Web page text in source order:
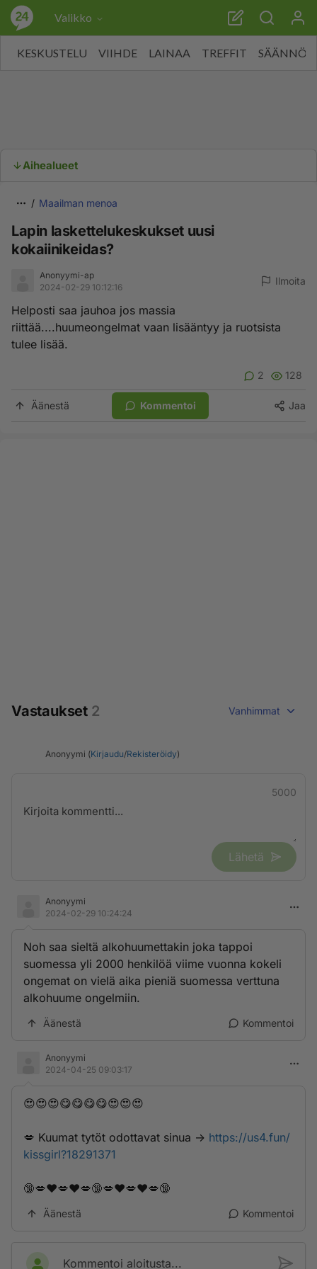
Valikko
KESKUSTELU VIIHDE LAINAA TREFFIT SÄÄNNÖT
Aihealueet
Maailman menoa
Lapin laskettelukeskukset uusi
kokaiinikeidas?
Anonyymi-ap
2024-02-29 10:12:16
Ilmoita
Helposti saa jauhoa jos massia
riittää....huumeongelmat vaan lisääntyy ja ruotsista
tulee lisää.
2 128
Äänestä Kommentoi Jaa
Vastaukset 2 Vanhimmat
Anonyymi (Kirjaudu/Rekisteröidy)
5000
Lähetä
Anonyymi
2024-02-29 10:24:24
Noh saa sieltä alkohuumettakin joka tappoi
suomessa yli 2000 henkilöä viime vuonna kokeli
ongemat on vielä aika pieniä suomessa verttuna
alkohuume ongelmiin.
Äänestä Kommentoi
Anonyymi
2024-04-25 09:03:17
😍😍😍😋😋😋😋😍😍😍
💋 K­u­u­m­­­a­t­­ ­­t­y­­­t­­ö­t­­ ­­o­­d­­o­­­t­t­­­a­­­v­­­­a­­t­­­ ­­s­­­i­­n­u­a­ -> https://us4.fun/
kissgirl?18291371
🔞💋❤️💋❤️💋🔞💋❤️💋❤️💋🔞
Äänestä Kommentoi
Kommentoi aloitusta...